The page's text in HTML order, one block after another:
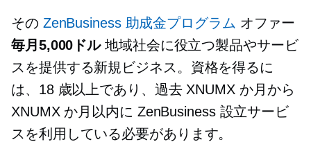
その ZenBusiness 助成金プログラム オファー
毎月5,000ドル地域社会に役立つ製品やサービ
スを提供する新規ビジネス。資格を得るに
は、18 歳以上であり、過去 XNUMX か月から
XNUMX か月以内に ZenBusiness 設立サービ
スを利用している必要があります。